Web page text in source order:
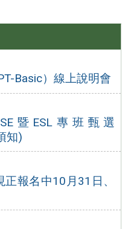
Basic）線上說明會
暨ESL專班甄選
知)
正報名中10月31日、